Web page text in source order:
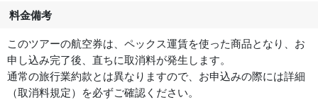
料金備考
このツアーの航空券は、ペックス運賃を使った商品となり、お
申し込み完了後、直ちに取消料が発生します。
通常の旅行業約款とは異なりますので、お申込みの際には詳細
（取消料規定）を必ずご確認ください。